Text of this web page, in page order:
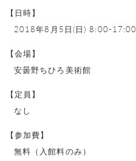
【日時】
2018年8月5日(日) 8:00-17:00
【会場】
安曇野ちひろ美術館
【定員】
なし
【参加費】
無料（入館料のみ）